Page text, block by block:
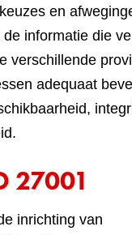
en
informatie die
verschillende
adequaat
27001
inrichting van